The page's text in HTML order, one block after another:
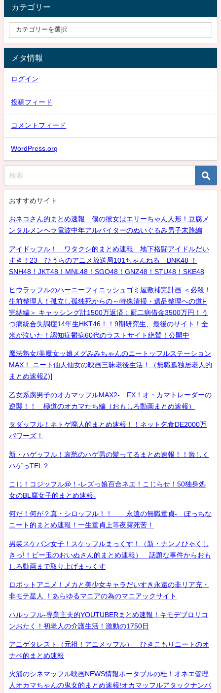
カテゴリー
メタ情報
ログイン
投稿フィード
コメントフィード
WordPress.org
おすすめサイト
おネコさん的まとめ速報 僕の彼女はエリーちゃん人形！豆腐メ
ンタルメンヘラ電波中年アルバイターのぬいぐるみ男子末路編
アイドッフル！ ワタクシ的まとめ速報 地下格闘アイドルだい
すき！23 ひうらのアニメ放送局101ちゃんねる BNK48 ！
SNH48！JKT48！MNL48！SGO48！GNZ48！STU48！SKE48
ヒウラッフルのハーニーフィニッシュゴミ屋敷補完計画 ＜必殺！
生前整理人！孤立し孤独死からの～特殊清掃・遺品整理への道F
完結編＞ キャッシング計1500万返済：厨二病借金3500万円！う
つ病統合失調症14年生HKT46！！9期研究生、最後のサイト！全
米が泣いた！認知症鬱病60代のラストサイト絶賛！公開中
魔法熟女/美魔女ッ娘メグみみちゃんのニートッフルステーション
MAX！ ニート仙人仙女の映画三昧老後生活！（無職孤独居老人的
まとめ速報Z)]
乙女系腐男子のオカマッフルMAX2- FX！オ・カマトレーダーの
逆襲！！ 極道のオカマたち編（おもしろ動画まとめ速報）
タダッフル！ネトゲ廃人的まとめ速報！！ネット乞食DE2000万
パワーズ！
新・ハゲッフル！哀愁のハゲ男の髪ってるまとめ速報！！激しく
ハゲっTEL？
こじ！コジッフル@！-レズっ娘百合ネエ！こじらせ！50独身処
女のBL腐女子的まとめ速報-
何だ！何が？真・シロッフル！！ 永遠の無職童貞- ぼっちな
ニート的まとめ速報！一生童貞上等夜露死苦！
男装スケバン女子！スケッフルまっくす！（新・ナンノひゃくし
きっ!！ビー玉のおいぬさん的まとめ速報） 話題な事件からおも
しろ動画まで取り上げまっくす
ロボットアニメ！メカと美少女キャラだいすき永遠の非リア充・
非モテ星人 ！あらゆるマニアの為のマニアックサイト
ハルッフル-専業主夫的YOUTUBERまとめ速報！キモデブロリコ
ンおたく！初老人の介護生活！激動の1750日
アニゲタレスト（元祖！アニメッフル） ひきこもりニートのオ
ナベ的まとめ速報
火浦のシネマッフル映画NEWS情報ポータブルの杜！オネエ管理
人オカマちゃんの鬼女的まとめ速報!オカマッフルアタックナンバ